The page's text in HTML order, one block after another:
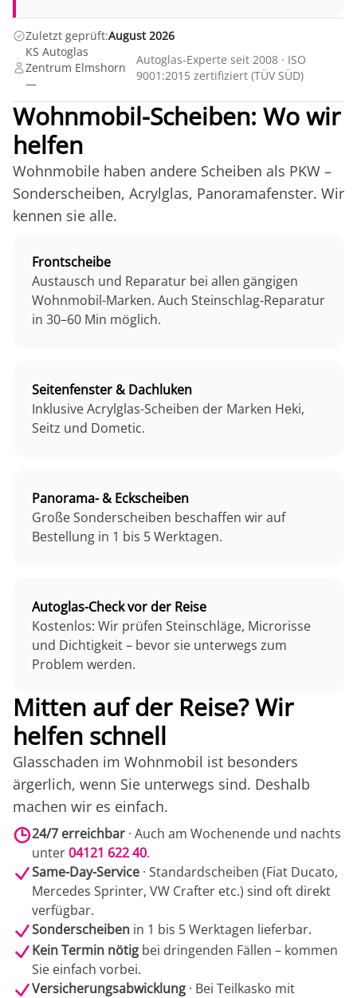
Zuletzt geprüft:August 2026
KS Autoglas
Zentrum Elmshorn
—
Autoglas-Experte seit 2008 · ISO
9001:2015 zertifiziert (TÜV SÜD)
Wohnmobil-Scheiben: Wo wir
helfen
Wohnmobile haben andere Scheiben als PKW –
Sonderscheiben, Acrylglas, Panoramafenster. Wir
kennen sie alle.
Frontscheibe
Austausch und Reparatur bei allen gängigen
Wohnmobil-Marken. Auch Steinschlag-Reparatur
in 30–60 Min möglich.
Seitenfenster & Dachluken
Inklusive Acrylglas-Scheiben der Marken Heki,
Seitz und Dometic.
Panorama- & Eckscheiben
Große Sonderscheiben beschaffen wir auf
Bestellung in 1 bis 5 Werktagen.
Autoglas-Check vor der Reise
Kostenlos: Wir prüfen Steinschläge, Microrisse
und Dichtigkeit – bevor sie unterwegs zum
Problem werden.
Mitten auf der Reise? Wir
helfen schnell
Glasschaden im Wohnmobil ist besonders
ärgerlich, wenn Sie unterwegs sind. Deshalb
machen wir es einfach.
24/7 erreichbar · Auch am Wochenende und nachts
unter04121 622 40.
Same-Day-Service · Standardscheiben (Fiat Ducato,
Mercedes Sprinter, VW Crafter etc.) sind oft direkt
verfügbar.
Sonderscheiben in 1 bis 5 Werktagen lieferbar.
Kein Termin nötig bei dringenden Fällen – kommen
Sie einfach vorbei.
Versicherungsabwicklung · Bei Teilkasko mit